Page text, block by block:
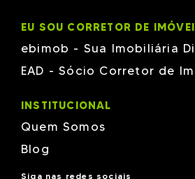
EU SOU CORRETOR DE
ebimob - Sua Imobiliária
EAD - Sócio Corretor de
INSTITUCIONAL
Quem Somos
Blog
Siga nas redes sociais